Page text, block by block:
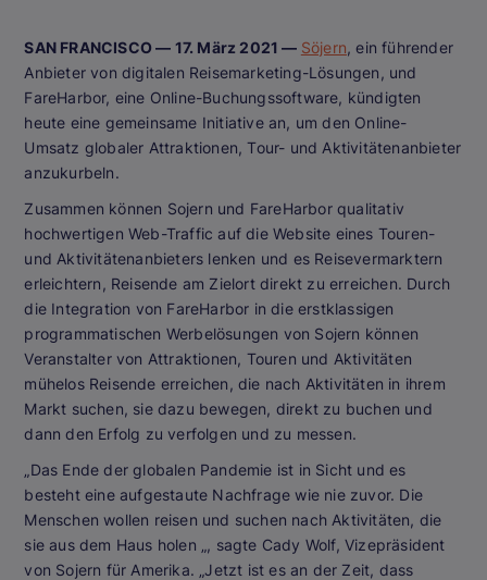
SAN FRANCISCO — 17. März 2021 — Söjern, ein führender
Anbieter von digitalen Reisemarketing-Lösungen, und
FareHarbor, eine Online-Buchungssoftware, kündigten
heute eine gemeinsame Initiative an, um den Online-
Umsatz globaler Attraktionen, Tour- und Aktivitätenanbieter
anzukurbeln.
Zusammen können Sojern und FareHarbor qualitativ
hochwertigen Web-Traffic auf die Website eines Touren-
und Aktivitätenanbieters lenken und es Reisevermarktern
erleichtern, Reisende am Zielort direkt zu erreichen. Durch
die Integration von FareHarbor in die erstklassigen
programmatischen Werbelösungen von Sojern können
Veranstalter von Attraktionen, Touren und Aktivitäten
mühelos Reisende erreichen, die nach Aktivitäten in ihrem
Markt suchen, sie dazu bewegen, direkt zu buchen und
dann den Erfolg zu verfolgen und zu messen.
„Das Ende der globalen Pandemie ist in Sicht und es
besteht eine aufgestaute Nachfrage wie nie zuvor. Die
Menschen wollen reisen und suchen nach Aktivitäten, die
sie aus dem Haus holen „, sagte Cady Wolf, Vizepräsident
von Sojern für Amerika. „Jetzt ist es an der Zeit, dass